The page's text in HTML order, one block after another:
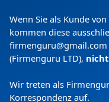
Donnerstag der 06.
Wenn Sie als Kunde
kommen diese
(Firmenguru LTD),
Wir treten als
Korrespondenz auf.